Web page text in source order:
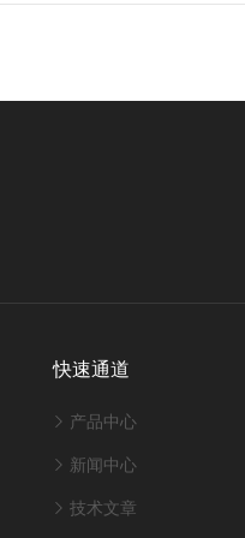
快速通道
产品中心
新闻中心
技术文章